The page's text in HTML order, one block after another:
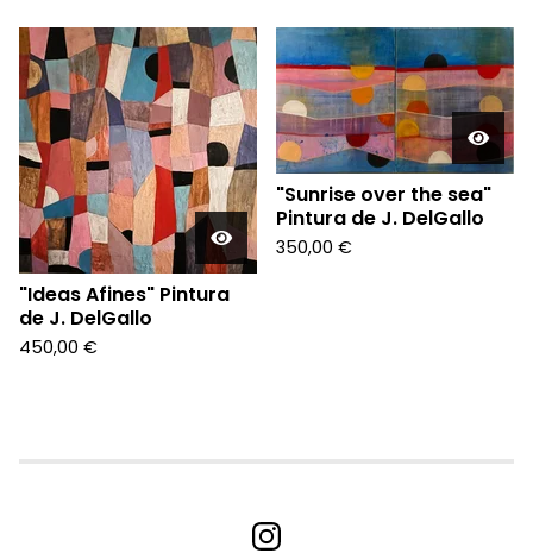
"Ideas Afines" Pintura
de J. DelGallo
450,00 €
"Sunrise over the sea"
Pintura de J. DelGallo
350,00 €